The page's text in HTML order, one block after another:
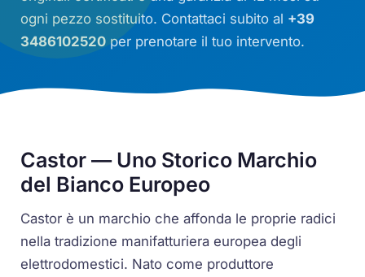
ogni pezzo sostituito. Contattaci subito al +39
3486102520 per prenotare il tuo intervento.
Castor — Uno Storico Marchio
del Bianco Europeo
Castor è un marchio che affonda le proprie radici
nella tradizione manifatturiera europea degli
elettrodomestici. Nato come produttore